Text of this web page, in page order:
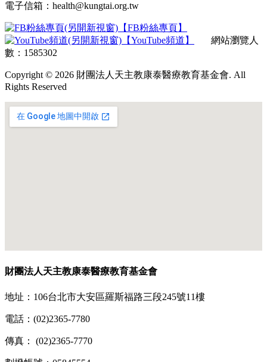
電子信箱：health@kungtai.org.tw
【FB粉絲專頁】
【YouTube頻道】
網站瀏覽人
數：1585302
Copyright © 2026 財團法人天主教康泰醫療教育基金會. All
Rights Reserved
財團法人天主教康泰醫療教育基金會
地址：106台北市大安區羅斯福路三段245號11樓
電話：(02)2365-7780
傳真： (02)2365-7770